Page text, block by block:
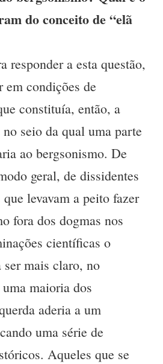
do conceito de “elã
responder a esta questão,
em condições de
constituía, então, a
seio da qual uma parte
ao bergsonismo. De
geral, de dissidentes
levavam a peito fazer
fora dos dogmas nos
científicas o
ser mais claro, no
maioria dos
aderia a um
uma série de
Aqueles que se